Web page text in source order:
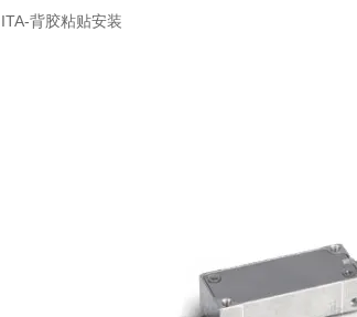
ITA-背胶粘贴安装